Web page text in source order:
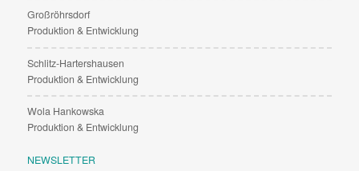
Großröhrsdorf
Produktion & Entwicklung
Schlitz-Hartershausen
Produktion & Entwicklung
Wola Hankowska
Produktion & Entwicklung
NEWSLETTER